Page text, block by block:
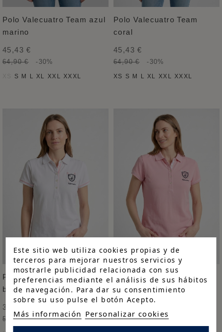
Este sitio web utiliza cookies propias y de
terceros para mejorar nuestros servicios y
mostrarle publicidad relacionada con sus
preferencias mediante el análisis de sus hábitos
de navegación. Para dar su consentimiento
sobre su uso pulse el botón Acepto.
Más información Personalizar cookies
Polo Valecuatro Team azul
marino
45,43 €
64,90 € -30%
S M L XL XXL XXXL
Polo Valecuatro Team
coral
45,43 €
64,90 € -30%
S M L XL XXL XXXL
XS
Polo Escudo clásico
blanco
38,43 €
54,90 € -30%
Polo Escudo clásico rosa
38,43 €
S M L XL XXL
XS